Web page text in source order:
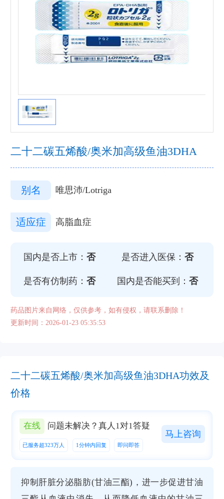
二十二碳五烯酸/奥米加高级鱼油3DHA
别名 唯思沛/Lotriga
适应症 高脂血症
国内是否上市： 否 是否进入医保： 否
是否有仿制药： 否 国内是否能买到： 否
药品图片来自网络，仅供参考，如有侵权，请联系删除！
更新时间：2026-01-23 05:35:53
二十二碳五烯酸/奥米加高级鱼油3DHA功效及
价格
在线 问题未解决？真人1对1答疑
已服务超323万人 1分钟内回复 即问即答
马上咨询
抑制肝脏分泌脂肪(甘油三酯)，进一步促进甘油